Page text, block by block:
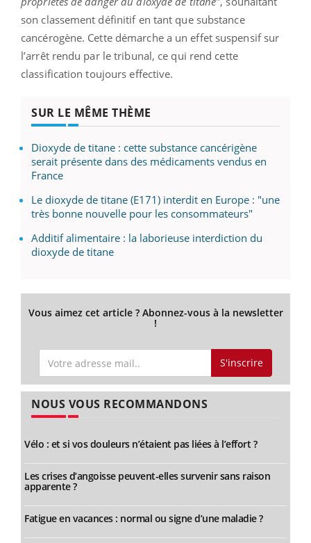
son classement définitif en tant que substance
cancérogène. Cette démarche a un effet suspensif sur
l’arrêt rendu par le tribunal, ce qui rend cette
classification toujours effective.
SUR LE MÊME THÈME
Dioxyde de titane : cette substance cancérigène
serait présente dans des médicaments vendus en
France
Le dioxyde de titane (E171) interdit en Europe : "une
très bonne nouvelle pour les consommateurs"
Additif alimentaire : la laborieuse interdiction du
dioxyde de titane
Vous aimez cet article ? Abonnez-vous à la newsletter
!
S'inscrire
NOUS VOUS RECOMMANDONS
Vélo : et si vos douleurs n’étaient pas liées à l’effort ?
Les crises d’angoisse peuvent-elles survenir sans raison
apparente ?
Fatigue en vacances : normal ou signe d’une maladie ?